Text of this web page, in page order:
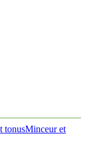
tonusMinceur et